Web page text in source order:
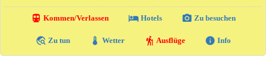
directions_transit Kommen/Verlassen local_hotelHotels photo_camera Zu besuchen
travel_explore Zu tun thermostat Wetter hiking Ausflüge info Info